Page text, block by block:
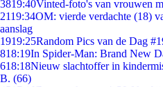
3819:40Vinted-foto's van vrouwen
2119:34OM: vierde verdachte (18)
aanslag
1919:25Random Pics van de Dag
818:19In Spider-Man: Brand New
618:18Nieuw slachtoffer in
B. (66)